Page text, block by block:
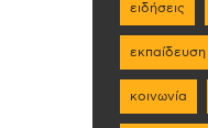
ειδήσεις
εκπαίδευση
κοινωνία